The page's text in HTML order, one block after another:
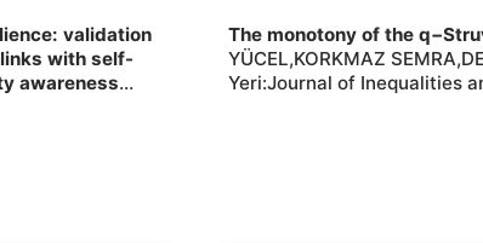
validation
with self-
awareness
The monotony of the
YÜCEL,KORKMAZ
Yeri:Journal of Inequalities